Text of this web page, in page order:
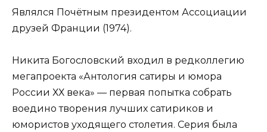
Являлся Почётным президентом Ассоциации
друзей Франции (1974).
Никита Богословский входил в редколлегию
мегапроекта «Антология сатиры и юмора
России ХХ века» — первая попытка собрать
воедино творения лучших сатириков и
юмористов уходящего столетия. Серия была